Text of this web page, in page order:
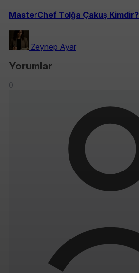
MasterChef Tolğa Çakuş Kimdir?
Zeynep Ayar
Yorumlar
0